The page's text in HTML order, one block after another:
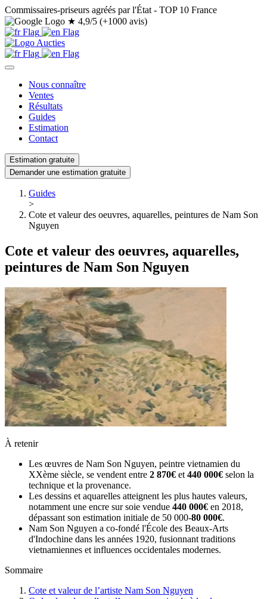
Commissaires-priseurs agréés par l'État - TOP 10 France
★ 4,9/5 (+1000 avis)
Nous connaître
Ventes
Résultats
Guides
Estimation
Contact
Estimation gratuite
Demander une estimation gratuite
Guides
>
Cote et valeur des oeuvres, aquarelles, peintures de Nam Son
Nguyen
Cote et valeur des oeuvres, aquarelles,
peintures de Nam Son Nguyen
À retenir
Les œuvres de Nam Son Nguyen, peintre vietnamien du
XXème siècle, se vendent entre 2 870€ et 440 000€ selon la
technique et la provenance.
Les dessins et aquarelles atteignent les plus hautes valeurs,
notamment une encre sur soie vendue 440 000€ en 2018,
dépassant son estimation initiale de 50 000-80 000€.
Nam Son Nguyen a co-fondé l'École des Beaux-Arts
d'Indochine dans les années 1920, fusionnant traditions
vietnamiennes et influences occidentales modernes.
Sommaire
Cote et valeur de l’artiste Nam Son Nguyen